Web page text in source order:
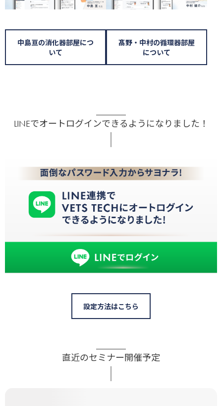
中島亘の消化器部屋につ
いて
髙野・中村の循環器部屋
について
LINEでオートログインできるようになりました！
設定方法はこちら
直近のセミナー開催予定